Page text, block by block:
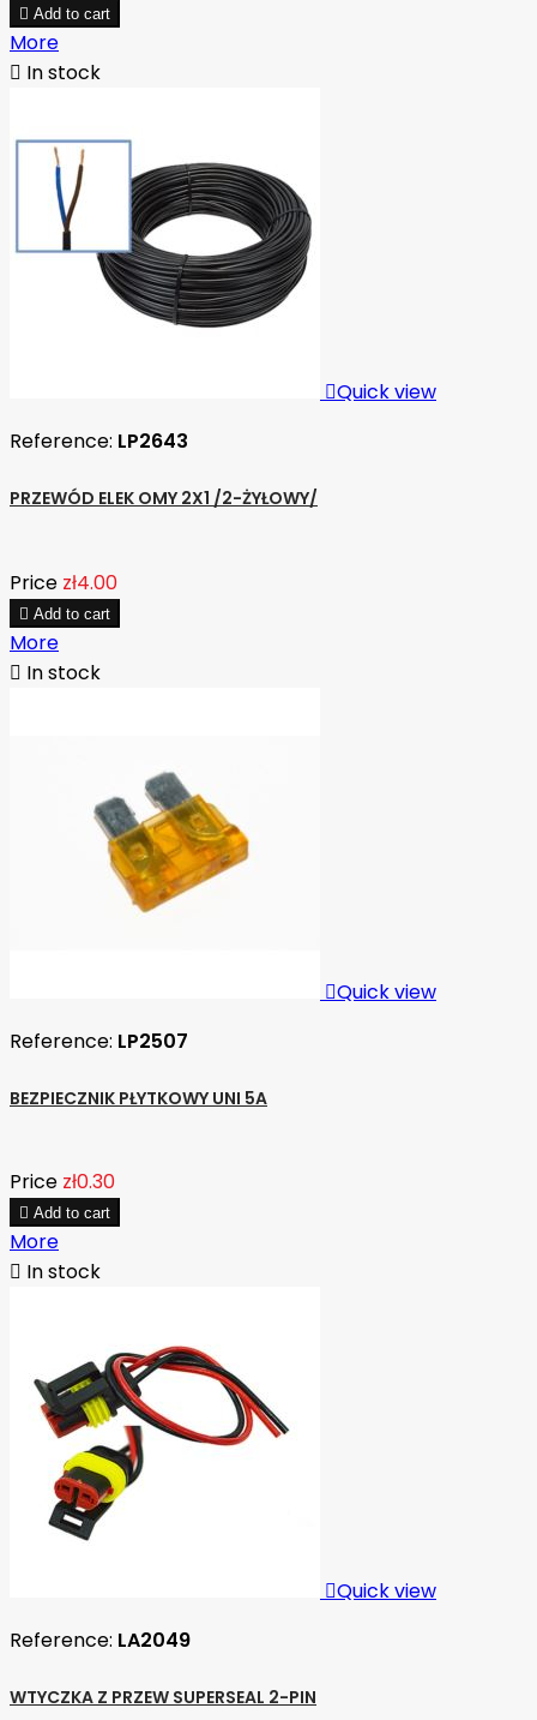
 Add to cart
More
 In stock
Quick view
Reference: LP2643
PRZEWÓD ELEK OMY 2X1 /2-ŻYŁOWY/
Price zł4.00
 Add to cart
More
 In stock
Quick view
Reference: LP2507
BEZPIECZNIK PŁYTKOWY UNI 5A
Price zł0.30
 Add to cart
More
 In stock
Quick view
Reference: LA2049
WTYCZKA Z PRZEW SUPERSEAL 2-PIN